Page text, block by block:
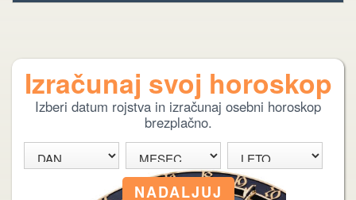
Izračunaj svoj horoskop
Izberi datum rojstva in izračunaj osebni horoskop
brezplačno.